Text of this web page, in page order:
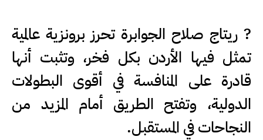
?️ ريتاج صلاح الجوابرة تحرز برونزية عالمية
تمثل فيها الأردن بكل فخر، وتثبت أنها
قادرة على المنافسة في أقوى البطولات
الدولية، وتفتح الطريق أمام المزيد من
النجاحات في المستقبل.